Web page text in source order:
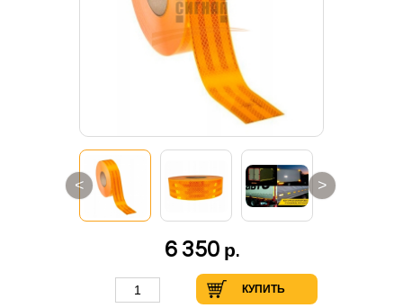
< >
6 350 р.
КУПИТЬ